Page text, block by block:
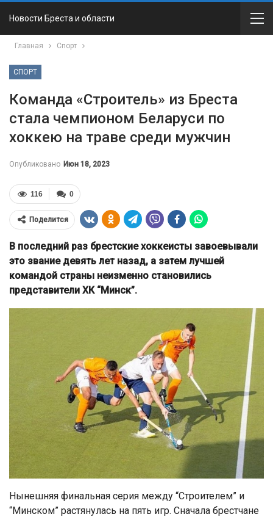
Новости Бреста и области
Главная Спорт
СПОРТ
Команда «Строитель» из Бреста
стала чемпионом Беларуси по
хоккею на траве среди мужчин
Опубликовано Июн 18, 2023
0
116
Поделится
В последний раз брестские хоккеисты завоевывали
это звание девять лет назад, а затем лучшей
командой страны неизменно становились
представители ХК “Минск”.
Нынешняя финальная серия между “Строителем” и
“Минском” растянулась на пять игр. Сначала брестчане